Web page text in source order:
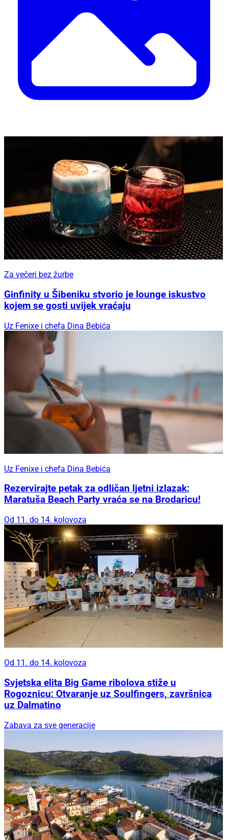
Za večeri bez žurbe
Ginfinity u Šibeniku stvorio je lounge iskustvo
kojem se gosti uvijek vraćaju
Uz Fenixe i chefa Dina Bebića
Uz Fenixe i chefa Dina Bebića
Rezervirajte petak za odličan ljetni izlazak:
Maratuša Beach Party vraća se na Brodaricu!
Od 11. do 14. kolovoza
Od 11. do 14. kolovoza
Svjetska elita Big Game ribolova stiže u
Rogoznicu: Otvaranje uz Soulfingers, završnica
uz Dalmatino
Zabava za sve generacije